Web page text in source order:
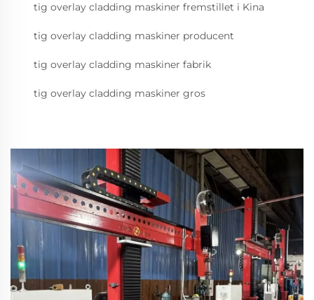
tig overlay cladding maskiner fremstillet i Kina
tig overlay cladding maskiner producent
tig overlay cladding maskiner fabrik
tig overlay cladding maskiner gros